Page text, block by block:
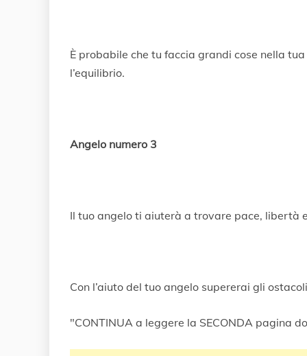
È probabile che tu faccia grandi cose nella
l’equilibrio.
Angelo numero 3
Il tuo angelo ti aiuterà a trovare pace, libertà
Con l’aiuto del tuo angelo supererai gli
"CONTINUA a leggere la SECONDA pagina